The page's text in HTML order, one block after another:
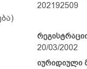
202192509
20/03/2002
იურიდიული